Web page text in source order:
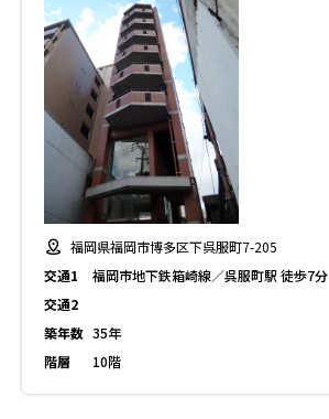
福岡県福岡市博多区下呉服町7-205
交通1
福岡市地下鉄箱崎線／呉服町駅 徒歩7分
交通2
築年数 35年
階層
10階